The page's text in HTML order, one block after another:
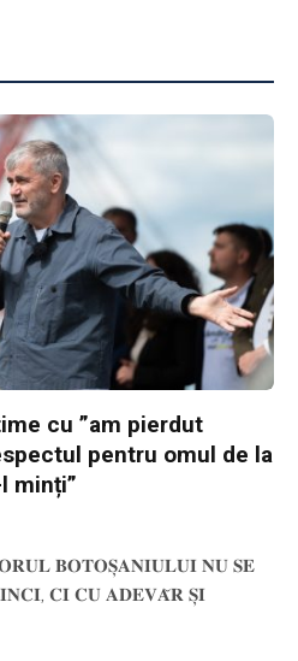
cu ”am pierdut
pentru omul de la
minți”
𝐁𝐎𝐓𝐎𝐒̦𝐀𝐍𝐈𝐔𝐋𝐔𝐈 𝐍𝐔 𝐒𝐄
𝐂𝐈 𝐂𝐔 𝐀𝐃𝐄𝐕𝐀̆𝐑 𝐒̦𝐈